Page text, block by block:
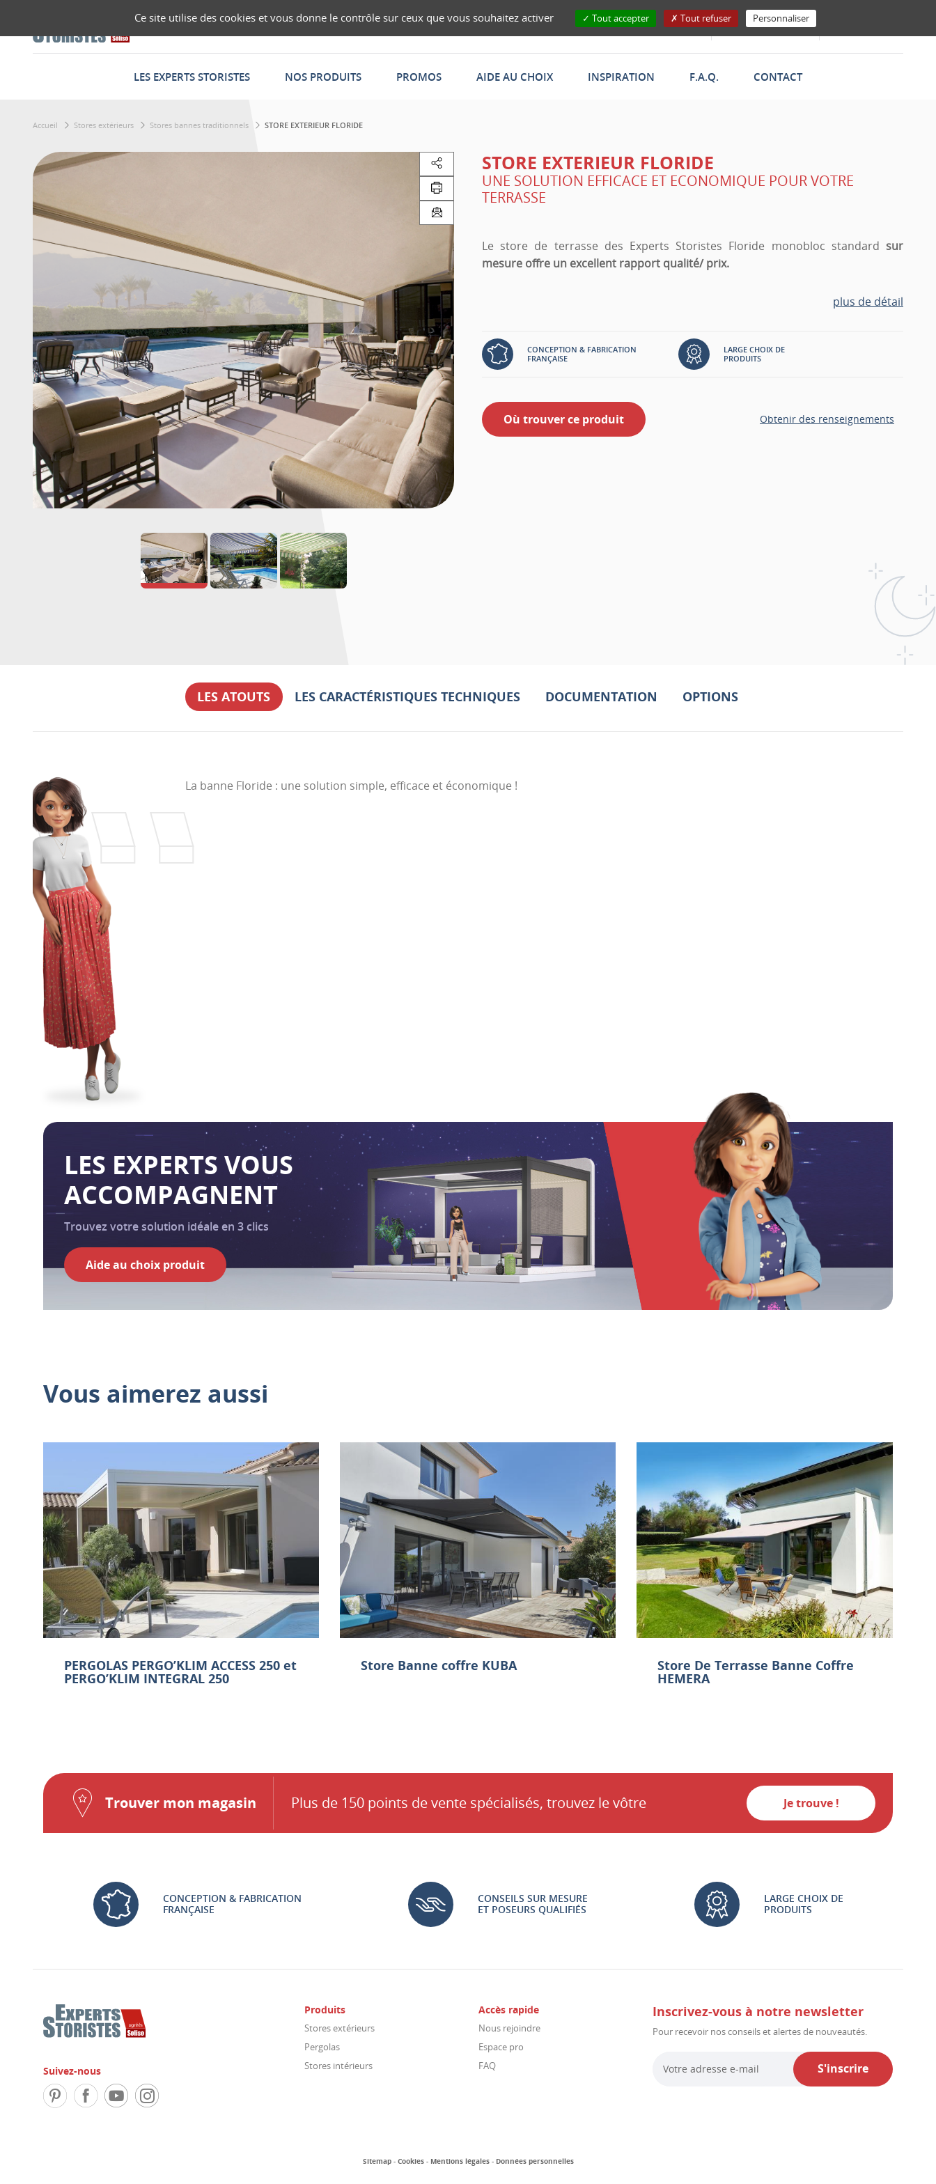
Trouver
un magasin
Demander
un devis
LES EXPERTS STORISTES NOS PRODUITS PROMOS AIDE AU CHOIX INSPIRATION F.A.Q. CONTACT
Accueil Stores extérieurs Stores bannes traditionnels STORE EXTERIEUR FLORIDE
STORE EXTERIEUR FLORIDE
UNE SOLUTION EFFICACE ET ECONOMIQUE POUR VOTRE
TERRASSE
Le store de terrasse des Experts Storistes Floride monobloc standard sur
mesure offre un excellent rapport qualité/ prix.
Fiable et robuste, grâce à ses composants inaltérables, ce store fait partie de
Sobre, elle s’adapte à toutes les façades tout en vous offrant une richesse de
couleurs.
+ de 250 coloris rayés, unis ou fantaisie
plus de détail
CONCEPTION & FABRICATION
FRANÇAISE
LARGE CHOIX DE
PRODUITS
Où trouver ce produit Obtenir des renseignements
LES ATOUTS LES CARACTÉRISTIQUES TECHNIQUES DOCUMENTATION OPTIONS
La banne Floride : une solution simple, efficace et économique !
LES EXPERTS VOUS
ACCOMPAGNENT
Trouvez votre solution idéale en 3 clics
Aide au choix produit
Vous aimerez aussi
PERGOLAS PERGO’KLIM ACCESS 250 et
PERGO’KLIM INTEGRAL 250
Store Banne coffre KUBA Store De Terrasse Banne Coffre
HEMERA
Trouver mon magasin Plus de 150 points de vente spécialisés, trouvez le vôtre Je trouve !
CONCEPTION & FABRICATION
FRANÇAISE
CONSEILS SUR MESURE
ET POSEURS QUALIFIÉS
LARGE CHOIX DE
PRODUITS
Suivez-nous
Produits
Stores extérieurs
Pergolas
Stores intérieurs
Accès rapide
Nous rejoindre
Espace pro
FAQ
Inscrivez-vous à notre newsletter
Pour recevoir nos conseils et alertes de nouveautés.
S'inscrire
Sitemap Cookies Mentions légales Données personnelles
Ce site utilise des cookies et vous donne le contrôle sur ceux que vous souhaitez activer Tout accepter Tout refuser Personnaliser